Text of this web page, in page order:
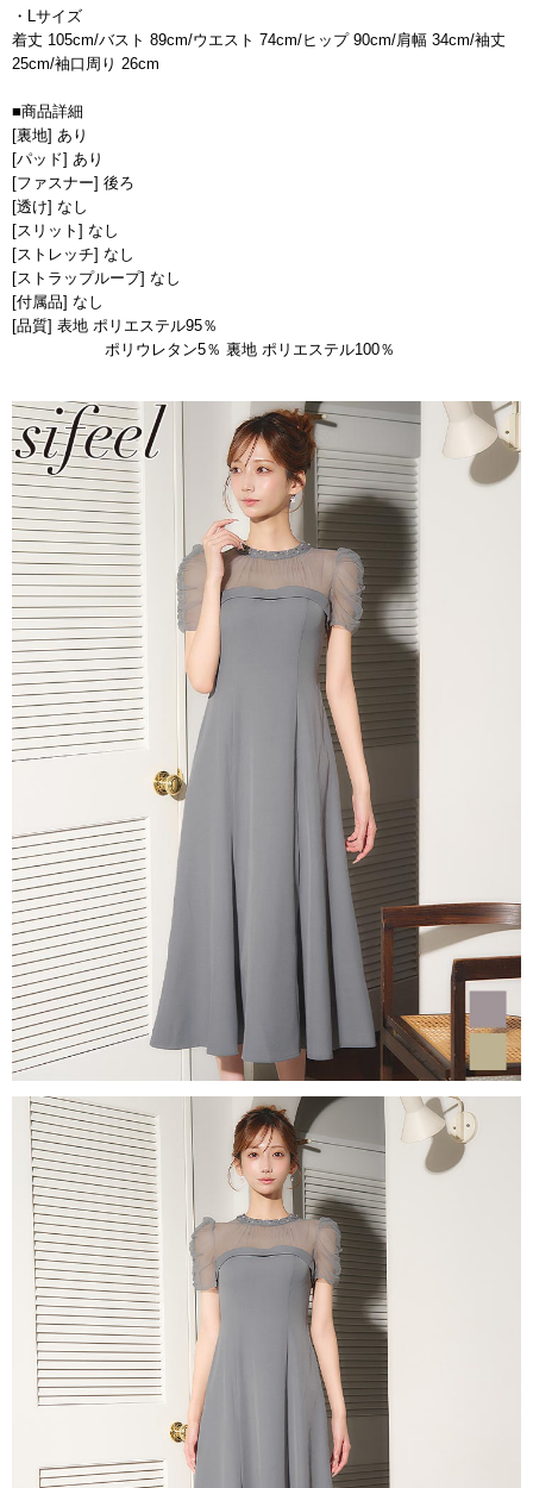
・Lサイズ
着丈 105cm/バスト 89cm/ウエスト 74cm/ヒップ 90cm/肩幅 34cm/袖丈
25cm/袖口周り 26cm
■商品詳細
[裏地] あり
[パッド] あり
[ファスナー] 後ろ
[透け] なし
[スリット] なし
[ストレッチ] なし
[ストラップループ] なし
[付属品] なし
[品質] 表地 ポリエステル95％
ポリウレタン5％ 裏地 ポリエステル100％